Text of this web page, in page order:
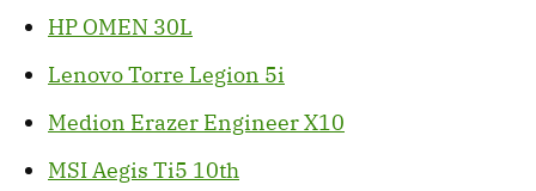
HP OMEN 30L
Lenovo Torre Legion 5i
Medion Erazer Engineer X10
MSI Aegis Ti5 10th